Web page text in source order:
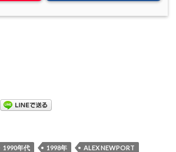
1990年代 1998年
ALEX NEWPORT